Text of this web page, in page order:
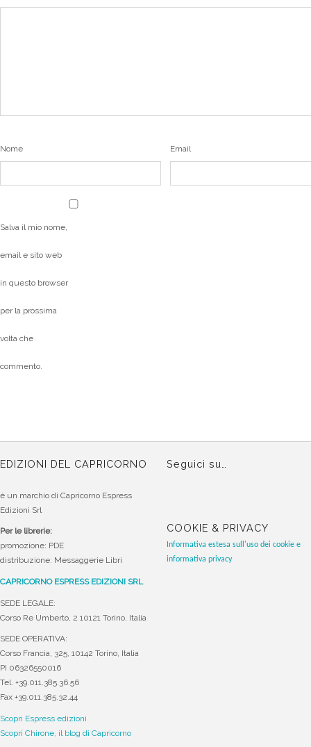
Nome Email
Salva il mio nome,
email e sito web
in questo browser
per la prossima
volta che
commento.
EDIZIONI DEL CAPRICORNO
è un marchio di Capricorno Espress
Edizioni Srl
Per le librerie:
promozione: PDE
distribuzione: Messaggerie Libri
CAPRICORNO ESPRESS EDIZIONI SRL
SEDE LEGALE:
Corso Re Umberto, 2 10121 Torino, Italia
SEDE OPERATIVA:
Corso Francia, 325, 10142 Torino, Italia
PI 06326550016
Tel. +39.011.385.36.56
Fax +39.011.385.32.44
Scopri Espress edizioni
Scopri Chirone, il blog di Capricorno
Seguici su…
COOKIE & PRIVACY
Informativa estesa sull'uso dei cookie e
informativa privacy